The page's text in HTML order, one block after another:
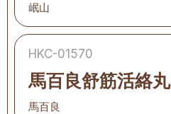
岷山
HKC-01570
馬百良舒筋活絡丸
馬百良